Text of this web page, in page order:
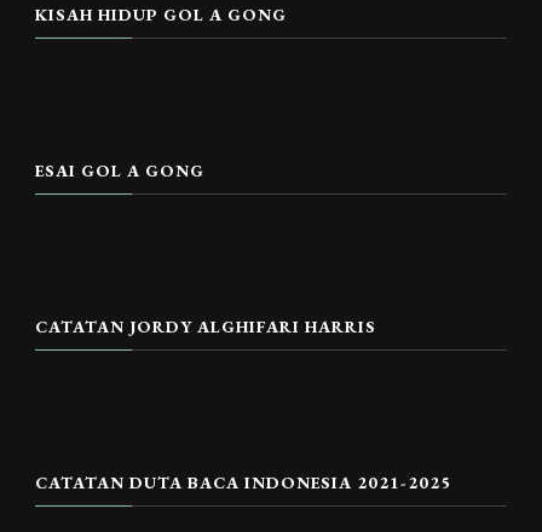
KISAH HIDUP GOL A GONG
ESAI GOL A GONG
CATATAN JORDY ALGHIFARI HARRIS
CATATAN DUTA BACA INDONESIA 2021-2025